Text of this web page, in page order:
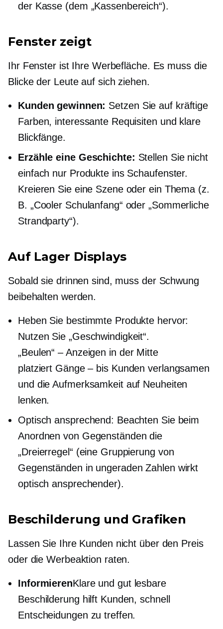
der Kasse (dem „Kassenbereich“).
Fenster zeigt
Ihr Fenster ist Ihre Werbefläche. Es muss die
Blicke der Leute auf sich ziehen.
Kunden gewinnen: Setzen Sie auf kräftige
Farben, interessante Requisiten und klare
Blickfänge.
Erzähle eine Geschichte: Stellen Sie nicht
einfach nur Produkte ins Schaufenster.
Kreieren Sie eine Szene oder ein Thema (z.
B. „Cooler Schulanfang“ oder „Sommerliche
Strandparty“).
Auf Lager Displays
Sobald sie drinnen sind, muss der Schwung
beibehalten werden.
Heben Sie bestimmte Produkte hervor:
Nutzen Sie „Geschwindigkeit“.
„Beulen“ – Anzeigen in der Mitte
platziert Gänge – bisKunden verlangsamen
und die Aufmerksamkeit auf Neuheiten
lenken.
Optisch ansprechend: Beachten Sie beim
Anordnen von Gegenständen die
„Dreierregel“ (eine Gruppierung von
Gegenständen in ungeraden Zahlen wirkt
optisch ansprechender).
Beschilderung und Grafiken
Lassen Sie Ihre Kunden nicht über den Preis
oder die Werbeaktion raten.
InformierenKlare und gut lesbare
Beschilderung hilft Kunden, schnell
Entscheidungen zu treffen.